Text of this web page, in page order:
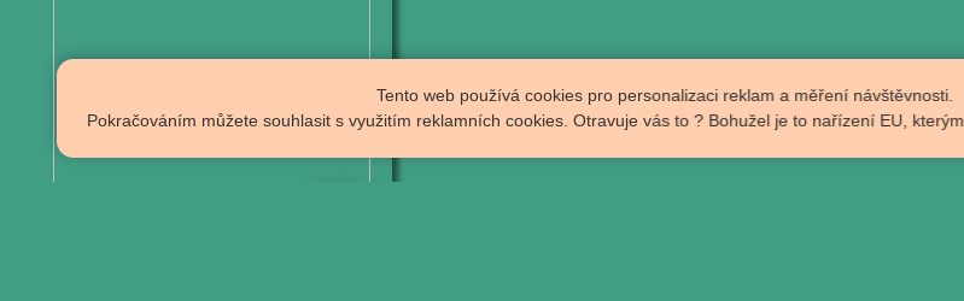
Tento web používá cookies pro personalizaci reklam a měření návštěvnosti.
Pokračováním můžete souhlasit s využitím reklamních cookies. Otravuje vás to ? Bohužel je to nařízení EU,